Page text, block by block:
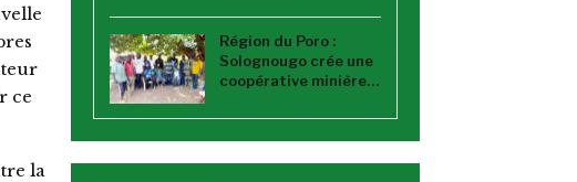
ce
la
Région du Poro :
Solognougo crée une
coopérative minière…